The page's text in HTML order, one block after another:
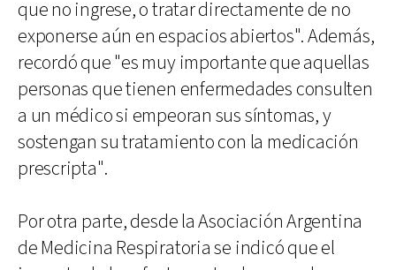
que no ingrese, o tratar directamente de no
exponerse aún en espacios abiertos". Además,
recordó que "es muy importante que aquellas
personas que tienen enfermedades consulten
a un médico si empeoran sus síntomas, y
sostengan su tratamiento con la medicación
prescripta".
Por otra parte, desde la Asociación Argentina
de Medicina Respiratoria se indicó que el